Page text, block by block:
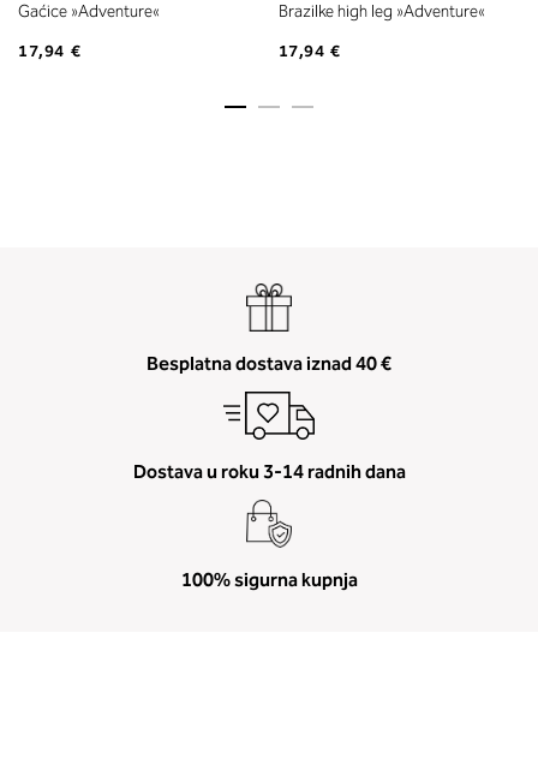
Gaćice »Adventure«
17,94 €
Brazilke high leg »Adventure«
17,94 €
Besplatna dostava iznad 40 €
Dostava u roku 3-14 radnih dana
100% sigurna kupnja